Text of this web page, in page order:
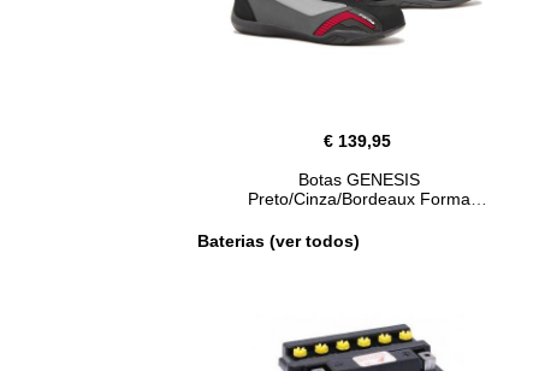
€ 139,95
Botas GENESIS
Preto/Cinza/Bordeaux Forma
Baterias (ver todos)